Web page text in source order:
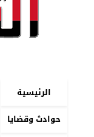
الرئيسية
حوادث وقضايا